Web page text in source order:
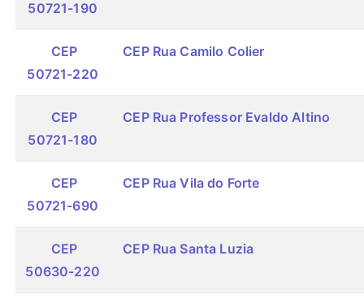
50721-190
CEP
50721-220
CEP Rua Camilo Colier
CEP
50721-180
CEP Rua Professor Evaldo Altino
CEP
50721-690
CEP Rua Vila do Forte
CEP
50630-220
CEP Rua Santa Luzia